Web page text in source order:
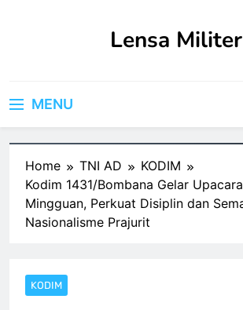
Lensa Militer
MENU
Home TNI AD
KODIM
Kodim 1431/Bombana Gelar
Mingguan, Perkuat Disiplin dan
Nasionalisme Prajurit
KODIM